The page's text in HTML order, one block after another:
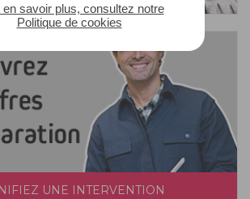
en savoir plus, consultez notre
Politique de cookies
UNE INTERVENTION